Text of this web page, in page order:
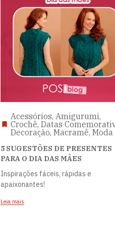
Acessórios, Amigurumi,
Crochê, Datas
Decoração, Macramê, Moda
5 SUGESTÕES DE PRESENTES
PARA O DIA DAS MÃES
Inspirações fáceis, rápidas e
apaixonantes!
Leia mais